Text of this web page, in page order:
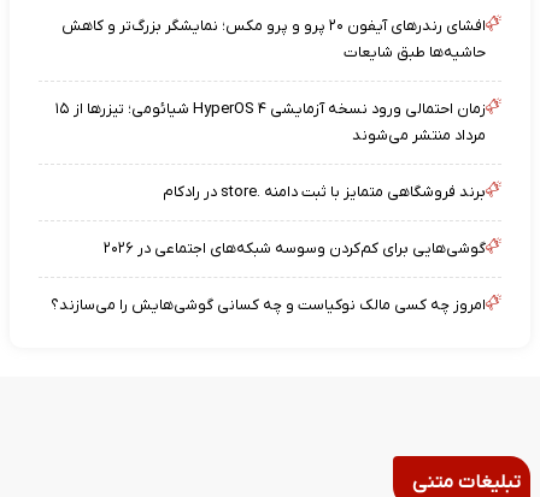
افشای رندرهای آیفون ۲۰ پرو و پرو مکس؛ نمایشگر بزرگ‌تر و کاهش
حاشیه‌ها طبق شایعات
زمان احتمالی ورود نسخه آزمایشی HyperOS ۴ شیائومی؛ تیزرها از ۱۵
مرداد منتشر می‌شوند
برند فروشگاهی متمایز با ثبت دامنه .store در رادکام
گوشی‌هایی برای کم‌کردن وسوسه شبکه‌های اجتماعی در ۲۰۲۶
امروز چه کسی مالک نوکیاست و چه کسانی گوشی‌هایش را می‌سازند؟
تبلیغات متنی